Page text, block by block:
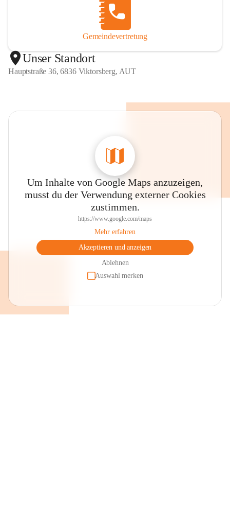
Gemeindevertretung
Unser Standort
Hauptstraße 36, 6836 Viktorsberg, AUT
Um Inhalte von Google Maps anzuzeigen,
musst du der Verwendung externer Cookies
zustimmen.
https://www.google.com/maps
Mehr erfahren
Akzeptieren und anzeigen
Ablehnen
Auswahl merken